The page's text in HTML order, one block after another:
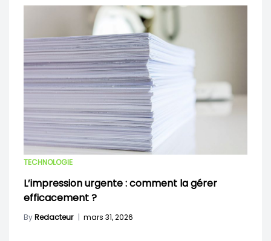
TECHNOLOGIE
L’impression urgente : comment la gérer
efficacement ?
ByRedacteur | mars 31, 2026